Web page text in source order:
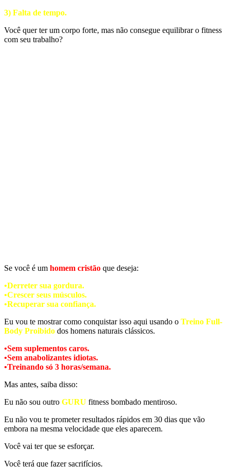
3) Falta de tempo.
Você quer ter um corpo forte, mas não consegue equilibrar o fitness
com seu trabalho?
Se você é um homem cristão que deseja:
•Derreter sua gordura.
•Crescer seus músculos.
•Recuperar sua confiança.
Eu vou te mostrar como conquistar isso aqui usando o Treino Full-
Body Proibido dos homens naturais clássicos.
•Sem suplementos caros.
•Sem anabolizantes idiotas.
•Treinando só 3 horas/semana.
Mas antes, saiba disso:
Eu não sou outro GURU fitness bombado mentiroso.
Eu não vou te prometer resultados rápidos em 30 dias que vão
embora na mesma velocidade que eles aparecem.
Você vai ter que se esforçar.
Você terá que fazer sacrifícios.